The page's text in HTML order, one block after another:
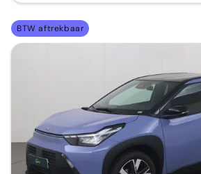
BTW aftrekbaar